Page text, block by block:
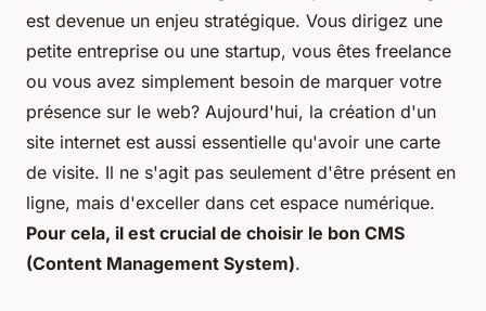
est devenue un enjeu stratégique. Vous dirigez une
petite entreprise ou une startup, vous êtes freelance
ou vous avez simplement besoin de marquer votre
présence sur le web? Aujourd'hui, la création d'un
site internet est aussi essentielle qu'avoir une carte
de visite. Il ne s'agit pas seulement d'être présent en
ligne, mais d'exceller dans cet espace numérique.
Pour cela, il est crucial de choisir le bon CMS
(Content Management System).